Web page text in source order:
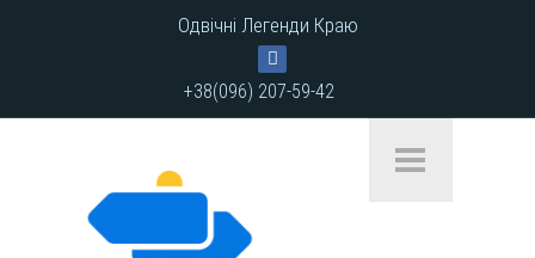
Одвічні Легенди Краю
+38(096) 207-59-42